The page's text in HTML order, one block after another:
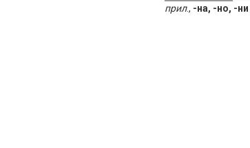
прил., -на, -но, -ни